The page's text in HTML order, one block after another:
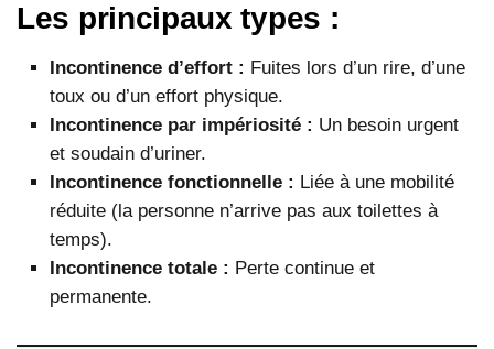
Les principaux types :
Incontinence d’effort : Fuites lors d’un rire, d’une
toux ou d’un effort physique.
Incontinence par impériosité : Un besoin urgent
et soudain d’uriner.
Incontinence fonctionnelle : Liée à une mobilité
réduite (la personne n’arrive pas aux toilettes à
temps).
Incontinence totale : Perte continue et
permanente.